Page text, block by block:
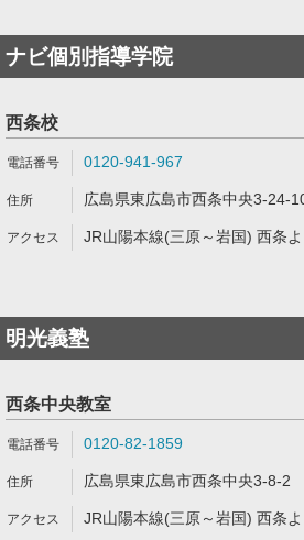
ナビ個別指導学院
西条校
0120-941-967
広島県東広島市西条中央3-24-
JR山陽本線(三原～岩国) 西条
明光義塾
西条中央教室
0120-82-1859
広島県東広島市西条中央3-8-2
JR山陽本線(三原～岩国) 西条